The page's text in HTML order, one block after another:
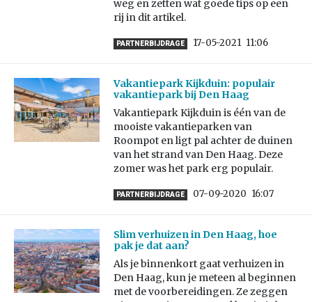
weg en zetten wat goede tips op een
rij in dit artikel.
PARTNERBIJDRAGE 17-05-2021 11:06
Vakantiepark Kijkduin: populair
vakantiepark bij Den Haag
Vakantiepark Kijkduin is één van de
mooiste vakantieparken van
Roompot en ligt pal achter de duinen
van het strand van Den Haag. Deze
zomer was het park erg populair.
PARTNERBIJDRAGE 07-09-2020 16:07
Slim verhuizen in Den Haag, hoe
pak je dat aan?
Als je binnenkort gaat verhuizen in
Den Haag, kun je meteen al beginnen
met de voorbereidingen. Ze zeggen